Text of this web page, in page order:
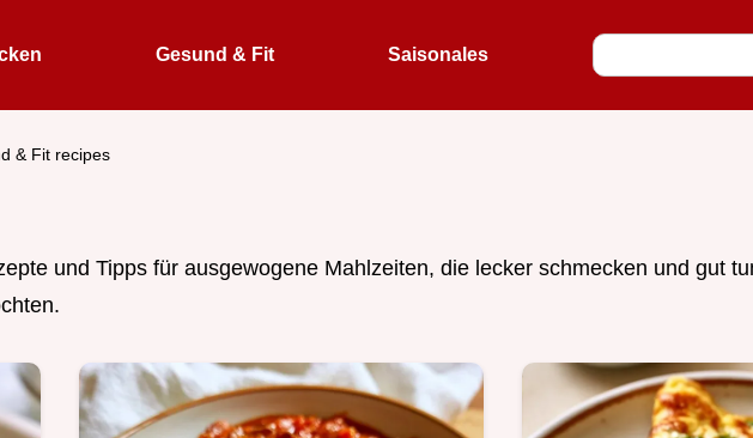
Gesund & Fit Saisonales
& Fit recipes
und Tipps für ausgewogene Mahlzeiten, die lecker schmecken und gut